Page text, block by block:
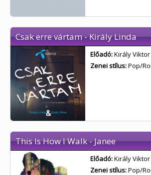
Csak erre vártam - Király Linda
Előadó:Király Viktor
Zenei stílus:Pop/
This Is How I Walk - Janee
Előadó:Király Viktor
Zenei stílus:Pop/